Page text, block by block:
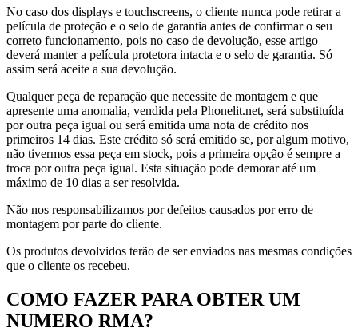
No caso dos displays e touchscreens, o cliente nunca pode retirar a
película de proteção e o selo de garantia antes de confirmar o seu
correto funcionamento, pois no caso de devolução, esse artigo
deverá manter a película protetora intacta e o selo de garantia. Só
assim será aceite a sua devolução.
Qualquer peça de reparação que necessite de montagem e que
apresente uma anomalia, vendida pela Phonelit.net, será substituída
por outra peça igual ou será emitida uma nota de crédito nos
primeiros 14 dias. Este crédito só será emitido se, por algum motivo,
não tivermos essa peça em stock, pois a primeira opção é sempre a
troca por outra peça igual. Esta situação pode demorar até um
máximo de 10 dias a ser resolvida.
Não nos responsabilizamos por defeitos causados por erro de
montagem por parte do cliente.
Os produtos devolvidos terão de ser enviados nas mesmas condições
que o cliente os recebeu.
COMO FAZER PARA OBTER UM
NUMERO RMA?